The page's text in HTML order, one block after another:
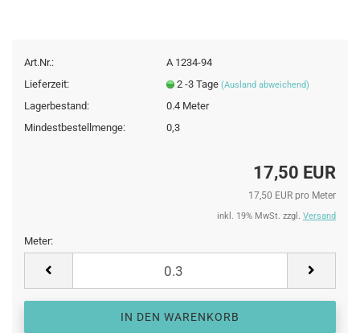
Art.Nr.:
A 1234-94
Lieferzeit:
2 -3 Tage (Ausland abweichend)
Lagerbestand: 0.4 Meter
Mindestbestellmenge:
0,3
17,50 EUR
17,50 EUR pro Meter
inkl. 19% MwSt. zzgl. Versand
Meter: